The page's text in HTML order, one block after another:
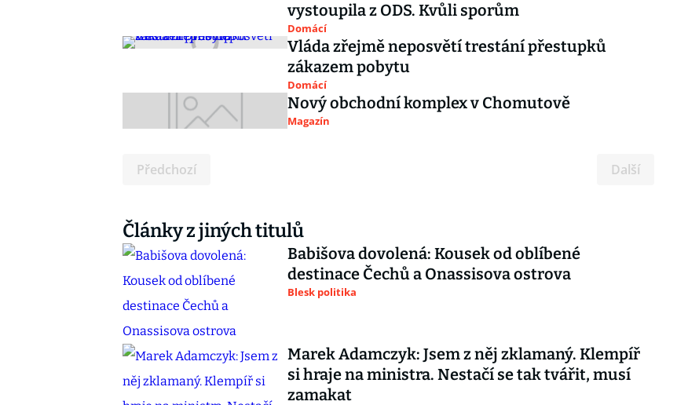
vystoupila z ODS. Kvůli sporům
Domácí
Vláda zřejmě neposvětí trestání přestupků
zákazem pobytu
Domácí
Nový obchodní komplex v Chomutově
Magazín
Předchozí Další
Články z jiných titulů
Babišova dovolená: Kousek od oblíbené
destinace Čechů a Onassisova ostrova
Blesk politika
Marek Adamczyk: Jsem z něj zklamaný. Klempíř
si hraje na ministra. Nestačí se tak tvářit, musí
zamakat